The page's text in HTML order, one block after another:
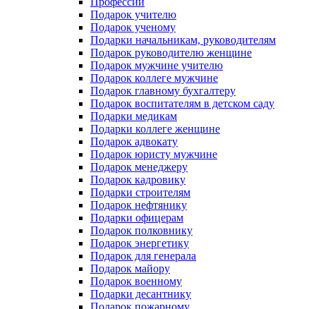
Подарок учителю
Подарок ученому
Подарки начальникам, руководителям
Подарок руководителю женщине
Подарок мужчине учителю
Подарок коллеге мужчине
Подарок главному бухгалтеру
Подарок воспитателям в детском саду
Подарки медикам
Подарки коллеге женщине
Подарок адвокату
Подарок юристу мужчине
Подарок менеджеру
Подарок кадровику
Подарки строителям
Подарок нефтянику
Подарки офицерам
Подарок полковнику
Подарок энергетику
Подарок для генерала
Подарок майору
Подарок военному
Подарки десантнику
Подарок пожарному